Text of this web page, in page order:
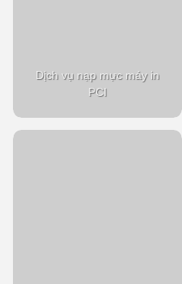
Dịch vụ nạp mực máy in
PCI